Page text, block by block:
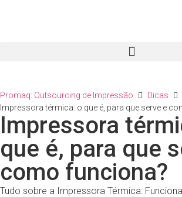
Promaq: Outsourcing de Impressão
Dicas
Impressora térmica: o que é, para que serve e
Impressora
que é, para que
como funciona?
Tudo sobre a Impressora Térmica: